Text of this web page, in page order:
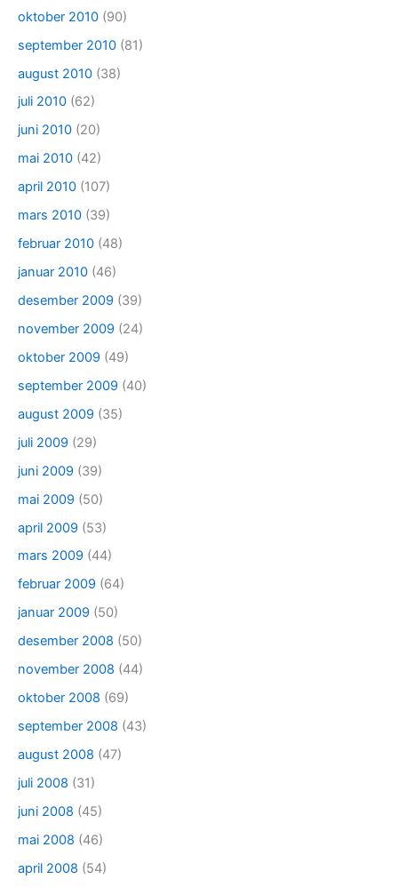
oktober 2010 (90)
september 2010 (81)
august 2010 (38)
juli 2010 (62)
juni 2010 (20)
mai 2010 (42)
april 2010 (107)
mars 2010 (39)
februar 2010 (48)
januar 2010 (46)
desember 2009 (39)
november 2009 (24)
oktober 2009 (49)
september 2009 (40)
august 2009 (35)
juli 2009 (29)
juni 2009 (39)
mai 2009 (50)
april 2009 (53)
mars 2009 (44)
februar 2009 (64)
januar 2009 (50)
desember 2008 (50)
november 2008 (44)
oktober 2008 (69)
september 2008 (43)
august 2008 (47)
juli 2008 (31)
juni 2008 (45)
mai 2008 (46)
april 2008 (54)